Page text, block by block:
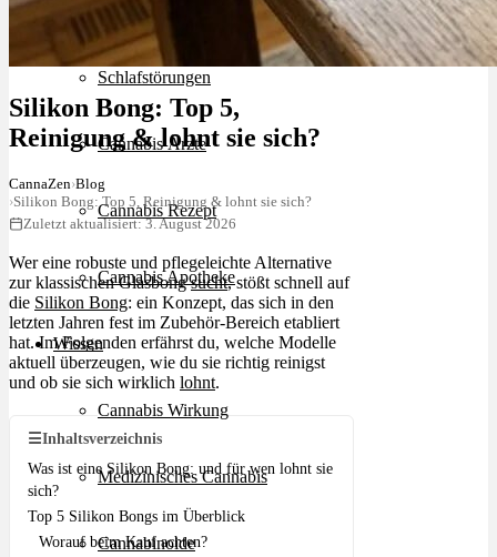
Depressionen
Schlafstörungen
Cannabis Ärzte
Cannabis Rezept
Cannabis Apotheke
Wissen
Cannabis Wirkung
Medizinisches Cannabis
Cannabinoide
Silikon Bong: Top 5,
Reinigung & lohnt sie sich?
CannaZen›Blog
›Silikon Bong: Top 5, Reinigung & lohnt sie sich?
Zuletzt aktualisiert: 3. August 2026
Wer eine robuste und pflegeleichte Alternative
zur klassischen Glasbongsucht, stößt schnell auf
die Silikon Bong: ein Konzept, das sich in den
letzten Jahren fest im Zubehör-Bereich etabliert
hat. Im Folgenden erfährst du, welche Modelle
aktuell überzeugen, wie du sie richtig reinigst
und ob sie sich wirklich lohnt.
☰Inhaltsverzeichnis
Was ist eine Silikon Bong: und für wen lohnt sie
sich?
Top 5 Silikon Bongs im Überblick
Worauf beim Kauf achten?